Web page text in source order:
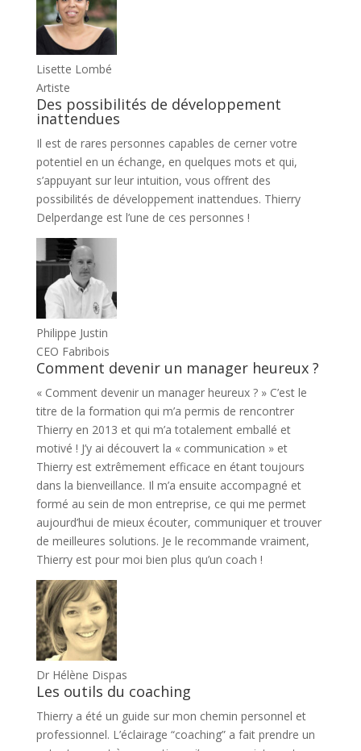
Lisette Lombé
Artiste
Des possibilités de développement
inattendues
Il est de rares personnes capables de cerner votre
potentiel en un échange, en quelques mots et qui,
s’appuyant sur leur intuition, vous offrent des
possibilités de développement inattendues. Thierry
Delperdange est l’une de ces personnes !
Philippe Justin
CEO Fabribois
Comment devenir un manager heureux ?
« Comment devenir un manager heureux ? » C’est le
titre de la formation qui m’a permis de rencontrer
Thierry en 2013 et qui m’a totalement emballé et
motivé ! J’y ai découvert la « communication » et
Thierry est extrêmement efficace en étant toujours
dans la bienveillance. Il m’a ensuite accompagné et
formé au sein de mon entreprise, ce qui me permet
aujourd’hui de mieux écouter, communiquer et trouver
de meilleures solutions. Je le recommande vraiment,
Thierry est pour moi bien plus qu’un coach !
Dr Hélène Dispas
Les outils du coaching
Thierry a été un guide sur mon chemin personnel et
professionnel. L’éclairage “coaching” a fait prendre un